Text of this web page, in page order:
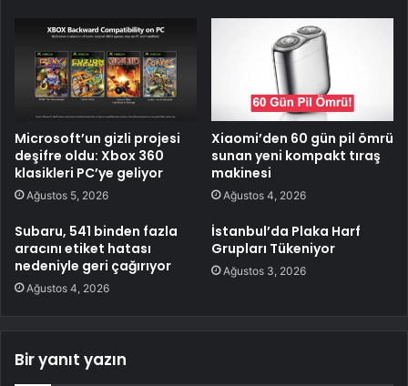
Microsoft’un gizli projesi
deşifre oldu: Xbox 360
klasikleri PC’ye geliyor
Ağustos 5, 2026
Xiaomi’den 60 gün pil ömrü
sunan yeni kompakt tıraş
makinesi
Ağustos 4, 2026
Subaru, 541 binden fazla
aracını etiket hatası
nedeniyle geri çağırıyor
Ağustos 4, 2026
İstanbul’da Plaka Harf
Grupları Tükeniyor
Ağustos 3, 2026
Bir yanıt yazın